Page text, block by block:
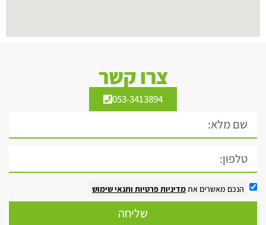
צרו קשר
053-3413894
הנכם מאשרים אתמדיניות פרטיות ותנאי שימוש
שליחה